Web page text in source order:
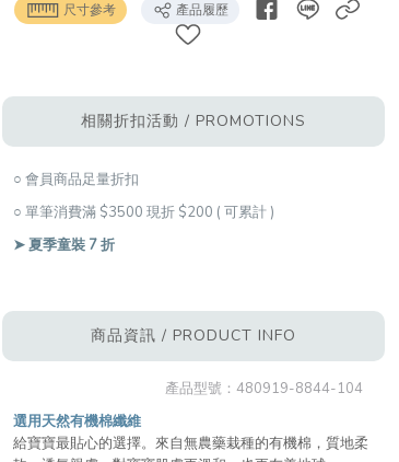
尺寸參考 產品履歷
相關折扣活動 / PROMOTIONS
○ 會員商品足量折扣
○ 單筆消費滿 $3500 現折 $200 ( 可累計 )
➤ 夏季童裝 7 折
商品資訊 / PRODUCT INFO
產品型號： 480919-8844-104
選用天然有機棉纖維
給寶寶最貼心的選擇。來自無農藥栽種的有機棉，質地柔